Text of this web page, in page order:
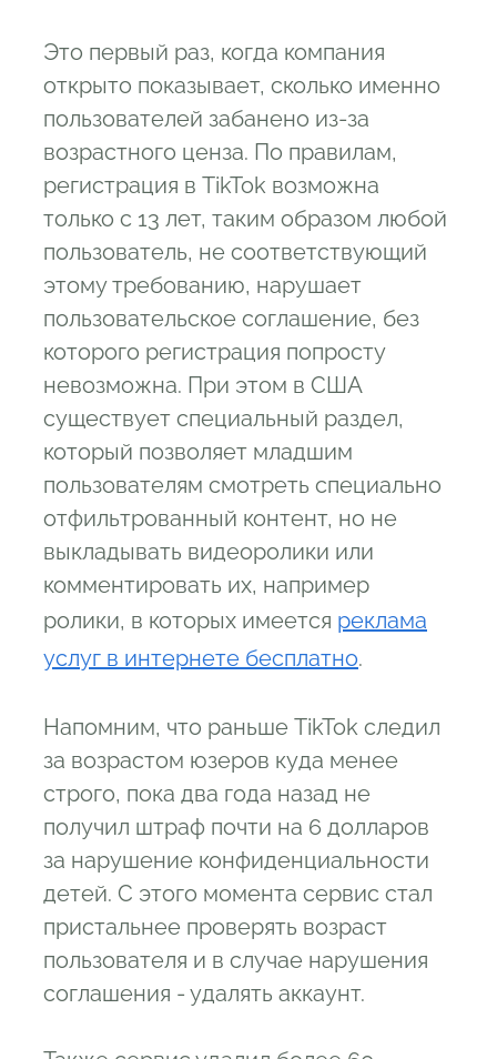
Это первый раз, когда компания
открыто показывает, сколько именно
пользователей забанено из-за
возрастного ценза. По правилам,
регистрация в TikTok возможна
только с 13 лет, таким образом любой
пользователь, не соответствующий
этому требованию, нарушает
пользовательское соглашение, без
которого регистрация попросту
невозможна. При этом в США
существует специальный раздел,
который позволяет младшим
пользователям смотреть специально
отфильтрованный контент, но не
выкладывать видеоролики или
комментировать их, например
ролики, в которых имеется реклама
услуг в интернете бесплатно.
Напомним, что раньше TikTok следил
за возрастом юзеров куда менее
строго, пока два года назад не
получил штраф почти на 6 долларов
за нарушение конфиденциальности
детей. С этого момента сервис стал
пристальнее проверять возраст
пользователя и в случае нарушения
соглашения - удалять аккаунт.